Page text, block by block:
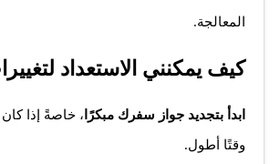
المعالجة.
كيف يمكنني الاستعداد لتغييرات 2025 الجديدة المتعلقة بجواز السفر
ابدأ بتجديد جواز سفرك مبكرًا
وقتًا أطول.